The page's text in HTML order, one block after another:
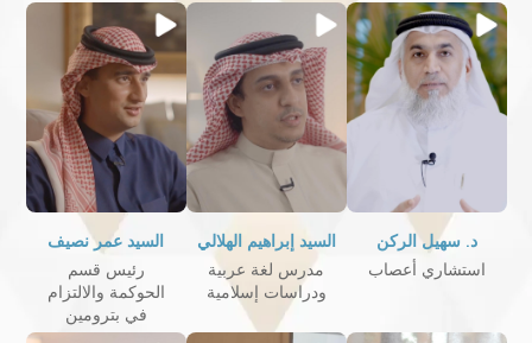
د. سهيل الركن
استشاري أعصاب
السيد إبراهيم الهلالي
مدرس لغة عربية
ودراسات إسلامية
السيد عمر نصيف
رئيس قسم
الحوكمة والالتزام
في بترومين